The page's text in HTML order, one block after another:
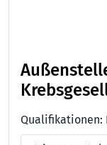
Qualifikationen: